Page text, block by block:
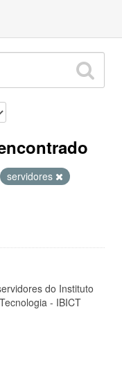
servidores
do Instituto
- IBICT